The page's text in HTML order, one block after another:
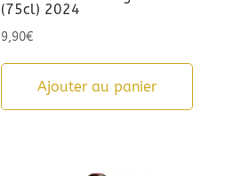
(75cl) 2024
9,90€
Ajouter au panier